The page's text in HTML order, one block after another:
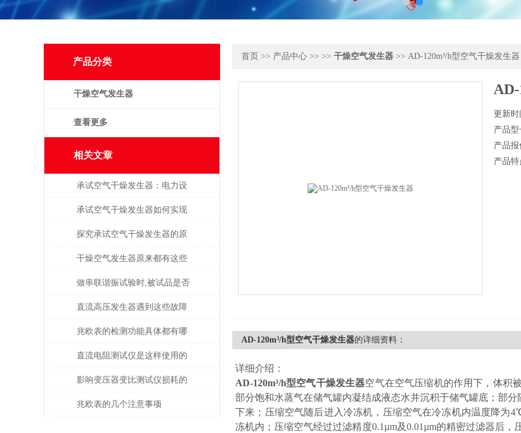
产品分类
干燥空气发生器
查看更多
相关文章
承试空气干燥发生器：电力设
备绝缘维护的守护者
承试空气干燥发生器如何实现
自动化控制？
探究承试空气干燥发生器的原
理与应用
干燥空气发生器原来都有这些
性能和特点
做串联谐振试验时,被试品是否
被击穿该如何判断？
直流高压发生器遇到这些故障
该如何处理？
兆欧表的检测功能具体都有哪
些？
直流电阻测试仪是这样使用的
吗？
影响变压器变比测试仪损耗的
主要因素是什么？
兆欧表的几个注意事项
首页 >> 产品中心 >> >> 干燥空气发生器 >> AD-120m³/h型空气干燥发生器
更新时
产品型
产品报
产品特
AD-120m³/h型空气干燥发生器的详细资料：
详细介绍：
AD-120m³/h型空气干燥发生器空气在空气压缩机的作用下，体积
部分饱和水蒸气在储气罐内凝结成液态水并沉积于储气罐底；部
下来；压缩空气随后进入冷冻机，压缩空气在冷冻机内温度降为
冻机内；压缩空气经过过滤精度0.1µm及0.01µm的精密过滤器后